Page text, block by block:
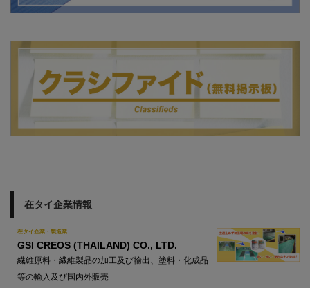
在タイ企業情報
在タイ企業・製造業
GSI CREOS (THAILAND) CO., LTD.
繊維原料・繊維製品の加工及び輸出、塗料・化成品
等の輸入及び国内外販売